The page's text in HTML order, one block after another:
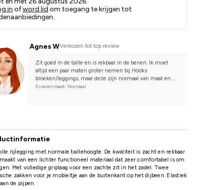
in ofword lid om toegang te krijgen tot
Agnes WVerkozen tot top review
Zit goed in de taille en is rekbaar in de benen. Ik moet
altijd een paar maten groter nemen bij Hööks
broeken/leggings, maar deze zijn normaal van maat en
zitten goed, zelfs als je bredere dijen en smallere taille
Ervaren maat: Normaal
rijlegging met normale taillehoogte. De kwaliteit is zacht en rekbaar
van een lichter functioneel materiaal dat zeer comfortabel is om
Met volledige griplaag voor een zachte zit in het zadel. Twee
zakken voor je mobieltje aan de buitenkant op het dijbeen. Elastiek
de pijpen.